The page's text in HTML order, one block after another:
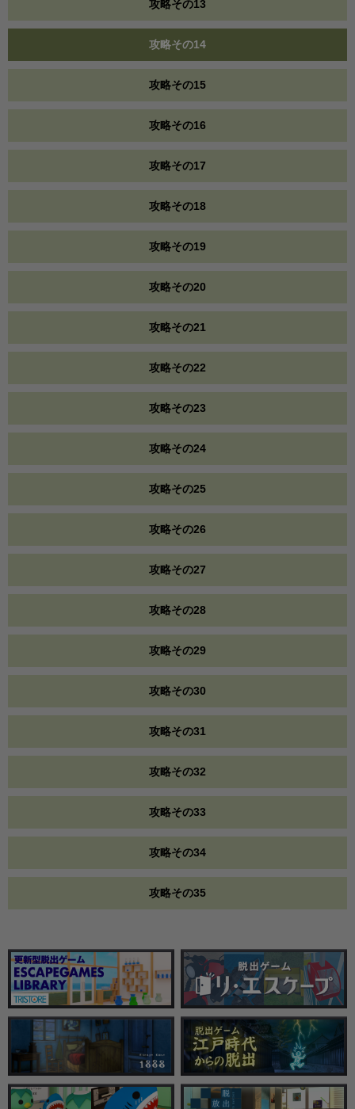
攻略その13
攻略その14
攻略その15
攻略その16
攻略その17
攻略その18
攻略その19
攻略その20
攻略その21
攻略その22
攻略その23
攻略その24
攻略その25
攻略その26
攻略その27
攻略その28
攻略その29
攻略その30
攻略その31
攻略その32
攻略その33
攻略その34
攻略その35